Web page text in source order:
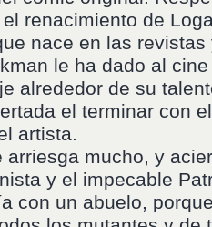
renacimiento de
nace en las
le ha dado al
alrededor de su
el terminar con
artista.
arriesga mucho, y
y el impecable
con un abuelo,